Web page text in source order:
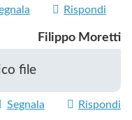
Rispondi
Filippo Moretti
file
Segnala Rispondi